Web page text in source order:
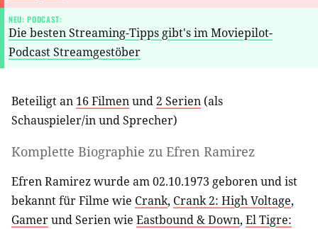
NEU: PODCAST:
Die besten Streaming-Tipps gibt's im Moviepilot-
Podcast Streamgestöber
Beteiligt an 16 Filmenund2 Serien (als
Schauspieler/inundSprecher)
Komplette Biographie zu Efren Ramirez
Efren Ramirez wurde am 02.10.1973 geboren und ist
bekannt für Filme wie Crank, Crank 2: High Voltage,
Gamerund Serien wie Eastbound & Down, El Tigre: